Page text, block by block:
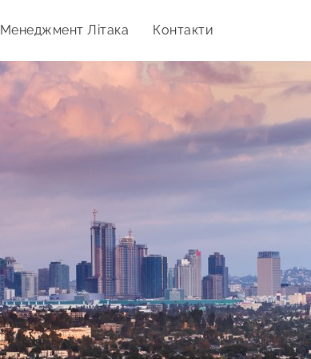
Менеджмент Літака Контакти